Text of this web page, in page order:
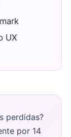
UX
perdidas?
por 14